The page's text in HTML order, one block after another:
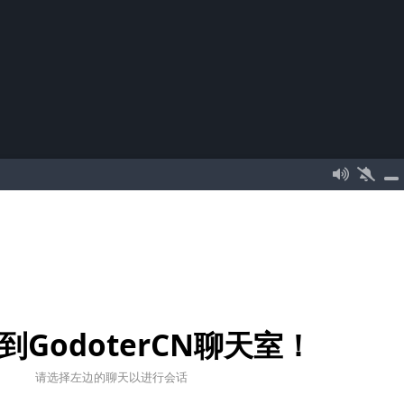
GodoterCN聊天室！
请选择左边的聊天以进行会话